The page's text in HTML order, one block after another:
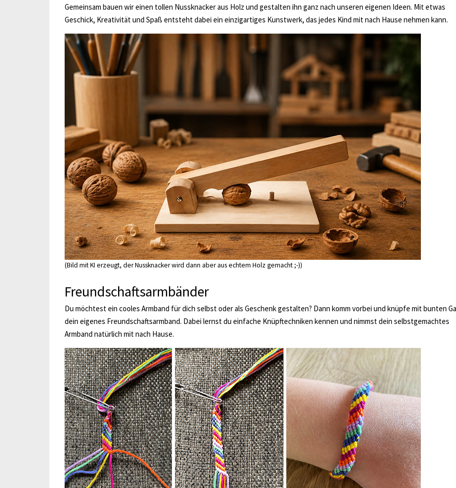
Gemeinsam bauen wir einen tollen Nussknacker aus Holz und gestalten ihn ganz nach unseren eigenen Ideen. Mit etwas
Geschick, Kreativität und Spaß entsteht dabei ein einzigartiges Kunstwerk, das jedes Kind mit nach Hause nehmen kann.
(Bild mit KI erzeugt, der Nussknacker wird dann aber aus echtem Holz gemacht ;-))
Freundschaftsarmbänder
Du möchtest ein cooles Armband für dich selbst oder als Geschenk gestalten? Dann komm vorbei und knüpfe mit bunten
dein eigenes Freundschaftsarmband. Dabei lernst du einfache Knüpftechniken kennen und nimmst dein selbstgemachtes
Armband natürlich mit nach Hause.